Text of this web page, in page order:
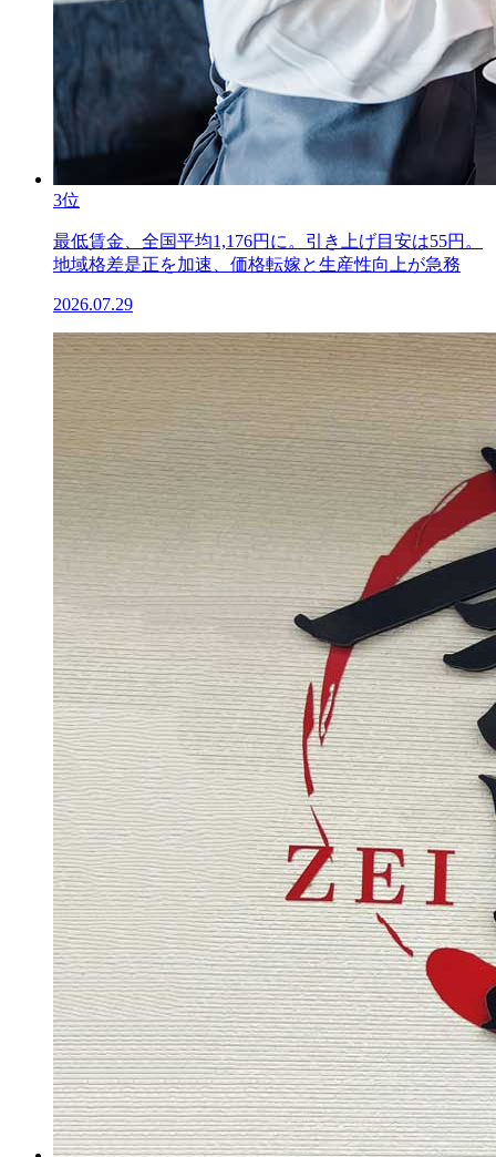
3位
最低賃金、全国平均1,176円に。引き上げ目安は55円。
地域格差是正を加速、価格転嫁と生産性向上が急務
2026.07.29